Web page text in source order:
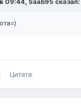
09:44, Saab95 сказал:
Цитата